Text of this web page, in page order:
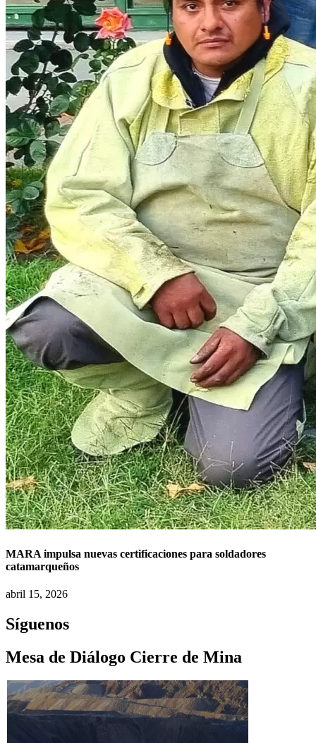
MARA impulsa nuevas certificaciones para soldadores
catamarqueños
abril 15, 2026
Síguenos
Mesa de Diálogo Cierre de Mina